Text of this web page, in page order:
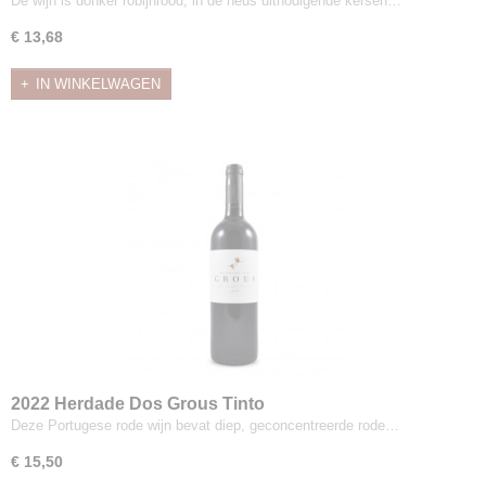
€ 13,68
IN WINKELWAGEN
2022 Herdade Dos Grous Tinto
Deze Portugese rode wijn bevat diep, geconcentreerde rode…
€ 15,50